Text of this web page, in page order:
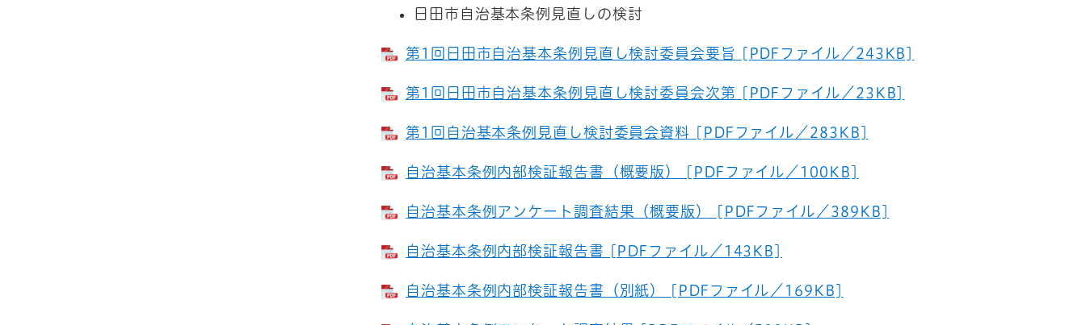
日田市自治基本条例見直しの検討
第1回日田市自治基本条例見直し検討委員会要旨 [PDFファイル／243KB]
第1回日田市自治基本条例見直し検討委員会次第 [PDFファイル／23KB]
第1回自治基本条例見直し検討委員会資料 [PDFファイル／283KB]
自治基本条例内部検証報告書（概要版） [PDFファイル／100KB]
自治基本条例アンケート調査結果（概要版） [PDFファイル／389KB]
自治基本条例内部検証報告書 [PDFファイル／143KB]
自治基本条例内部検証報告書（別紙） [PDFファイル／169KB]